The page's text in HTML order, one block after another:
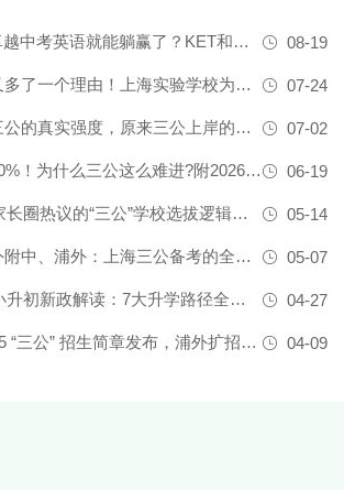
KET拿到卓越中考英语就能躺赢了？KET和中考英语真实难度对比 08-19
选择上实又多了一个理由！上海实验学校为什么是“三公天花板”？ 07-24
揭秘上海三公的真实强度，原来三公上岸的娃都有这些证书! 07-02
报录比仅20%！为什么三公这么难进?附2026三公备考攻略 06-19
2025上海家长圈热议的“三公”学校选拔逻辑解析，家长必看！ 05-14
上实、上外附中、浦外：上海三公备考的全面规划建议都在这里了！ 05-07
2025上海小升初新政解读：7大升学路径全解析 04-27
必看！2025 “三公” 招生简章发布，浦外扩招，上外附中启用人机对话评估 04-09